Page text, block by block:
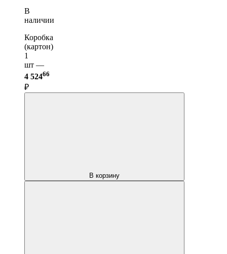
В
наличии
Коробка
(картон)
1
шт —
4 52466
₽
В корзину